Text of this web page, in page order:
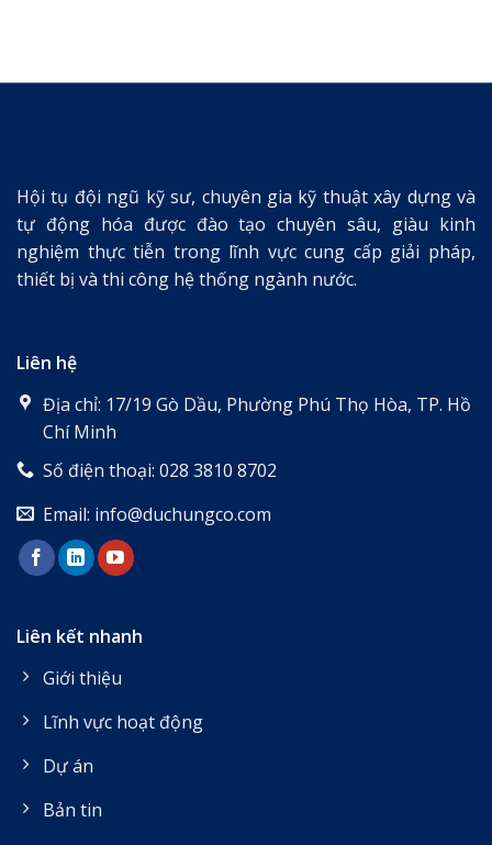
Hội tụ đội ngũ kỹ sư, chuyên gia kỹ thuật xây dựng và
tự động hóa được đào tạo chuyên sâu, giàu kinh
nghiệm thực tiễn trong lĩnh vực cung cấp giải pháp,
thiết bị và thi công hệ thống ngành nước.
Liên hệ
Địa chỉ: 17/19 Gò Dầu, Phường Phú Thọ Hòa, TP. Hồ
Chí Minh
Số điện thoại: 028 3810 8702
Email: info@duchungco.com
Liên kết nhanh
Giới thiệu
Lĩnh vực hoạt động
Dự án
Bản tin